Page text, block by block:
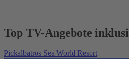
Top TV-Angebote
Pickalbatros Sea World Resort